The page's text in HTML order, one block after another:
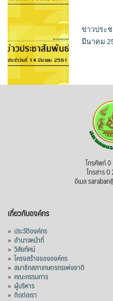
ข่าวประ
มีนาคม
โทรศัพท์
โทรสาร
อีเมล
เกี่ยวกับองค์กร
» ประวัติองค์กร
» อำนาจหน้าที่
» วิสัยทัศน์
» โครงสร้างขององค์กร
» สมาชิกสภาเกษตรกรแห่งชาติ
» คณะกรรมการ
» ผู้บริหาร
» ติดต่อเรา